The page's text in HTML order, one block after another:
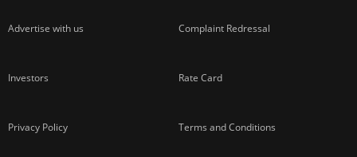
Advertise with us Complaint Redressal
Investors Rate Card
Privacy Policy Terms and Conditions